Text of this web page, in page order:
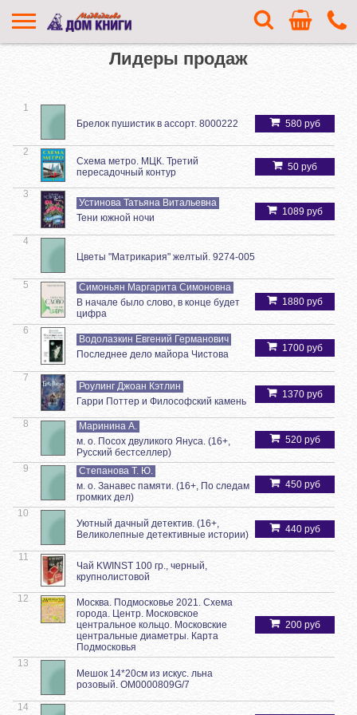
Лидеры продаж
1
Брелок пушистик в ассорт. 8000222
580 руб
2
Схема метро. МЦК. Третий
пересадочный контур
50 руб
3
Устинова Татьяна Витальевна
Тени южной ночи
1089 руб
4
Цветы "Матрикария" желтый. 9274-005
5
Симоньян Маргарита Симоновна
В начале было слово, в конце будет
цифра
1880 руб
6
Водолазкин Евгений Германович
Последнее дело майора Чистова
1700 руб
7
Роулинг Джоан Кэтлин
Гарри Поттер и Философский камень
1370 руб
8
Маринина А.
м. о. Посох двуликого Януса. (16+,
Русский бестселлер)
520 руб
9
Степанова Т. Ю.
м. о. Занавес памяти. (16+, По следам
громких дел)
450 руб
10
Уютный дачный детектив. (16+,
Великолепные детективные истории)
440 руб
11
Чай KWINST 100 гр., черный,
крупнолистовой
12
Москва. Подмосковье 2021. Схема
города. Центр. Московское
центральное кольцо. Московские
центральные диаметры. Карта
Подмосковья
200 руб
13
Мешок 14*20см из искус. льна
розовый. OM0000809G/7
14